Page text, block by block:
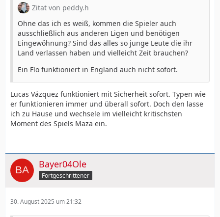
Zitat von peddy.h
Ohne das ich es weiß, kommen die Spieler auch
ausschließlich aus anderen Ligen und benötigen
Eingewöhnung? Sind das alles so junge Leute die ihr
Land verlassen haben und vielleicht Zeit brauchen?
Ein Flo funktioniert in England auch nicht sofort.
Lucas Vázquez funktioniert mit Sicherheit sofort. Typen wie
er funktionieren immer und überall sofort. Doch den lasse
ich zu Hause und wechsele im vielleicht kritischsten
Moment des Spiels Maza ein.
Bayer04Ole
Fortgeschrittener
30. August 2025 um 21:32